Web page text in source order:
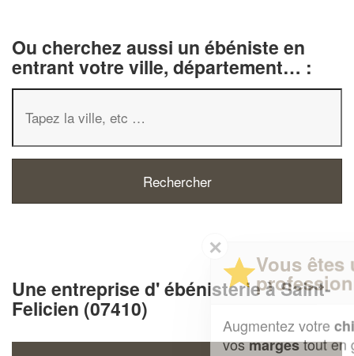
Ou cherchez aussi un ébéniste en
entrant votre ville, département… :
Une entreprise d' ébénisterie à Saint-
Felicien (07410)
Vous êtes un
professionnel ?
Augmentez votre chiffre d'affaireset
vosmargestout en gagnant de